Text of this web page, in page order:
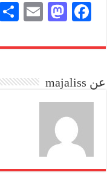
Fa
bo
M
to
n
E
ail
عن majaliss